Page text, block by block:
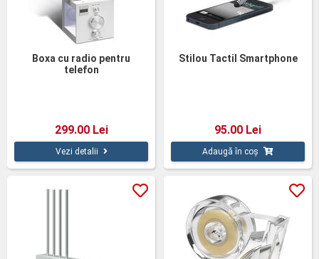
Boxa cu radio pentru
telefon
299.00 Lei
Vezi detalii
Stilou Tactil Smartphone
95.00 Lei
Adaugă în coș